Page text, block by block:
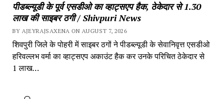
पीडब्ल्यूडी के पूर्व एसडीओ का व्हाट्सएप हैक, ठेकेदार से 1.30
लाख की साइबर ठगी / Shivpuri News
BY AJEYRAJSAXENA ON AUGUST 7, 2026
शिवपुरी जिले के पोहरी में साइबर ठगों ने पीडब्ल्यूडी के सेवानिवृत्त एसडीओ
हरिवल्लभ वर्मा का व्हाट्सएप अकाउंट हैक कर उनके परिचित ठेकेदार से
1 लाख…